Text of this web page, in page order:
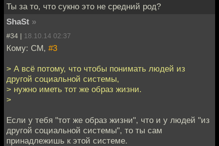
Ты за то, что сукно это не средний род?
ShaSt »
#34 | 18.10.14 02:37
Кому: СМ, #3
> А всё потому, что чтобы понимать людей из
другой социальной системы,
> нужно иметь тот же образ жизни.
>
Если у тебя "тот же образ жизни", что и у людей "из
другой социальной системы", то ты сам
принадлежишь к этой системе.